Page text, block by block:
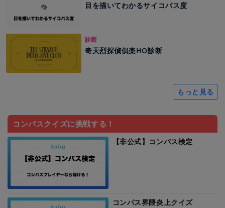
目を描いてわかるサイコパス度
診断
奇天烈探偵俱楽HO診断
もっと見る
コンパスクイズに挑戦する！
【非公式】コンパス検定
コンパス界隈炎上クイズ